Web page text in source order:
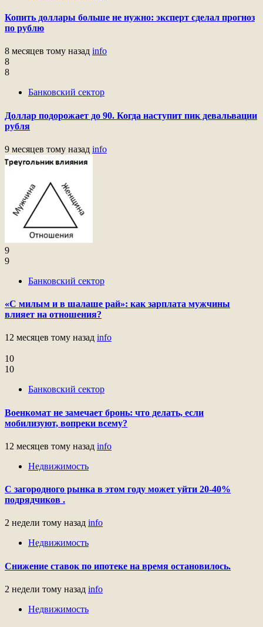
Копить доллары больше не нужно: эксперт сделал прогноз
по рублю
8 месяцев тому назад info
8
8
Банковский сектор
Доллар подорожает до 90. Когда наступит пик девальвации
рубля
9 месяцев тому назад info
9
9
Банковский сектор
«С милым и в шалаше рай»: как зарплата мужчины
влияет на отношения?
12 месяцев тому назад info
10
10
Банковский сектор
Военкомат не замечает бронь: что делать, если
мобилизуют, вопреки всему?
12 месяцев тому назад info
Недвижимость
С загородного рынка в этом году может уйти 20-40%
подрядчиков .
2 недели тому назад info
Недвижимость
Снижение ставок по ипотеке на время остановилось.
2 недели тому назад info
Недвижимость